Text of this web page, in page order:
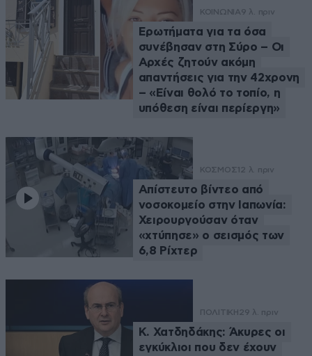
ΚΟΙΝΩΝΙΑ9 λ. πριν
Ερωτήματα για τα όσα
συνέβησαν στη Σύρο – Οι
Αρχές ζητούν ακόμη
απαντήσεις για την 42χρονη
– «Είναι θολό το τοπίο, η
υπόθεση είναι περίεργη»
ΚΟΣΜΟΣ 12 λ. πριν
Απίστευτο βίντεο από
νοσοκομείο στην Ιαπωνία:
Χειρουργούσαν όταν
«χτύπησε» ο σεισμός των
6,8 Ρίχτερ
ΠΟΛΙΤΙΚΗ29 λ. πριν
Κ. Χατδηδάκης: Άκυρες οι
εγκύκλιοι που δεν έχουν